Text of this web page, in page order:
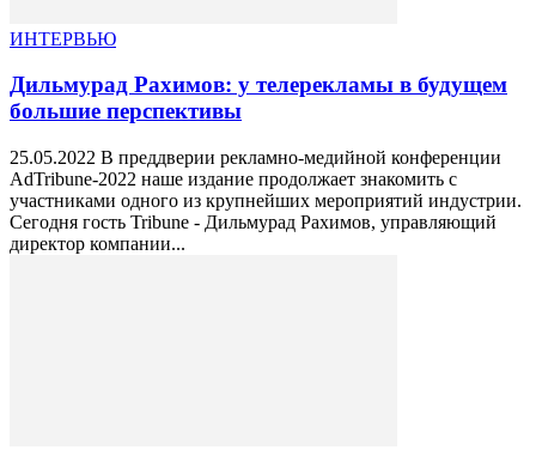
ИНТЕРВЬЮ
Дильмурад Рахимов: у телерекламы в будущем
большие перспективы
25.05.2022 В преддверии рекламно-медийной конференции
AdTribune-2022 наше издание продолжает знакомить с
участниками одного из крупнейших мероприятий индустрии.
Сегодня гость Tribune - Дильмурад Рахимов, управляющий
директор компании...